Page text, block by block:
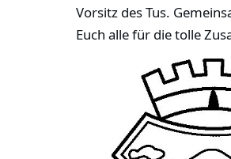
Vorsitz des Tus.
Euch alle für die tolle